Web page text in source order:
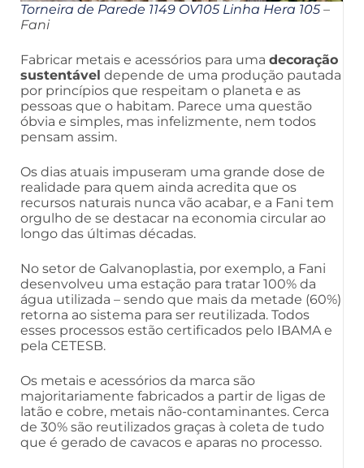
Torneira de Parede 1149 OV105 Linha Hera 105 –
Fani
Fabricar metais e acessórios para uma decoração
sustentável depende de uma produção pautada
por princípios que respeitam o planeta e as
pessoas que o habitam. Parece uma questão
óbvia e simples, mas infelizmente, nem todos
pensam assim.
Os dias atuais impuseram uma grande dose de
realidade para quem ainda acredita que os
recursos naturais nunca vão acabar, e a Fani tem
orgulho de se destacar na economia circular ao
longo das últimas décadas.
No setor de Galvanoplastia, por exemplo, a Fani
desenvolveu uma estação para tratar 100% da
água utilizada – sendo que mais da metade (60%)
retorna ao sistema para ser reutilizada. Todos
esses processos estão certificados pelo IBAMA e
pela CETESB.
Os metais e acessórios da marca são
majoritariamente fabricados a partir de ligas de
latão e cobre, metais não-contaminantes. Cerca
de 30% são reutilizados graças à coleta de tudo
que é gerado de cavacos e aparas no processo.